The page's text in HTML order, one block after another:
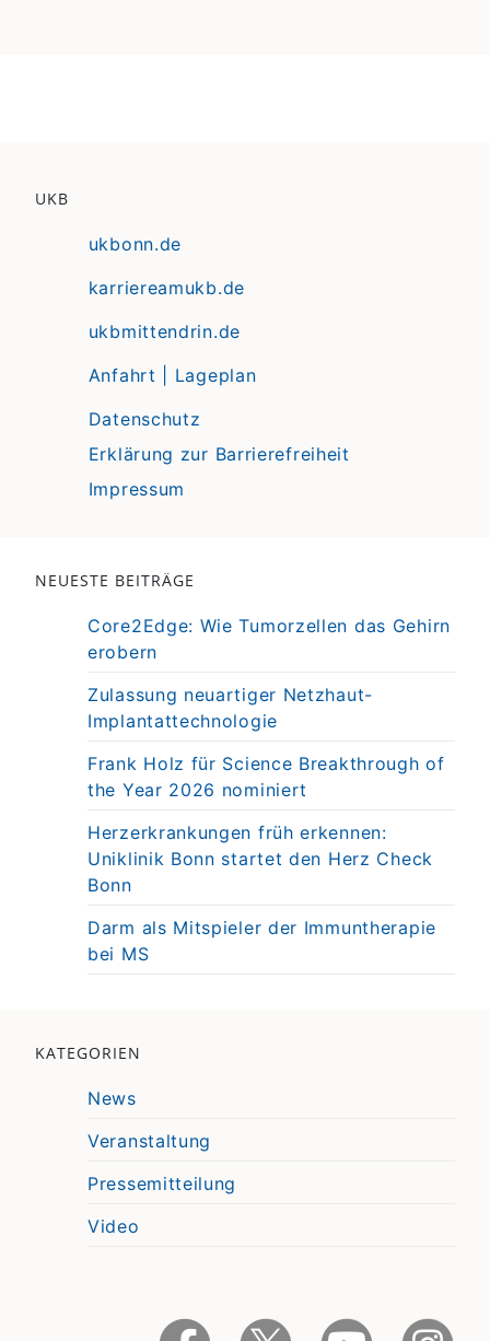
UKB
ukbonn.de
karriereamukb.de
ukbmittendrin.de
Anfahrt | Lageplan
Datenschutz
Erklärung zur Barrierefreiheit
Impressum
NEUESTE BEITRÄGE
Core2Edge: Wie Tumorzellen das Gehirn
erobern
Zulassung neuartiger Netzhaut-
Implantattechnologie
Frank Holz für Science Breakthrough of
the Year 2026 nominiert
Herzerkrankungen früh erkennen:
Uniklinik Bonn startet den Herz Check
Bonn
Darm als Mitspieler der Immuntherapie
bei MS
KATEGORIEN
News
Veranstaltung
Pressemitteilung
Video